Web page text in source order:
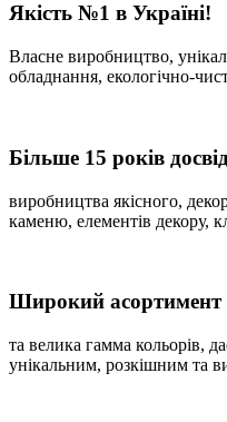
Якість №1 в Україні!
Власне виробництво,
обладнання, екологічно-
Більше 15 років
виробництва якісного,
каменю, елементів декору,
Широкий асортимент
та велика гамма кольорів,
унікальним, розкішним та